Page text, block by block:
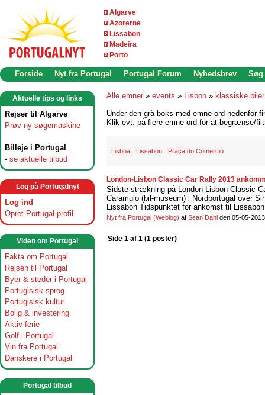
Algarve
Azorerne
Lissabon
Madeira
Porto
Forside Nyt fra Portugal Portugal Forum Nyhedsbrev Søg
Aktuelle tips og links
Rejser til Algarve
Prøv ny søgemaskine
Billeje i Portugal
- se aktuelle tilbud
Log på Portugalnyt
Log ind
Opret Portugal-profil
Viden om Portugal
Fakta om Portugal
Rejsen til Portugal
Byer & steder i Portugal
Portugisisk sprog
Portugisisk kultur
Bolig & investering
Aktiv ferie
Golf i Portugal
Vin fra Portugal
Danskere i Portugal
Portugal tilbud
Alle emner » events » Lisbon » klassiske
Under den grå boks med emne-ord nedenfor
Klik evt. på flere emne-ord for at begrænse/
Lisboa Lissabon Praça do Comercio
London-Lisbon Classic Car Rally 2013
Sidste strækning på London-Lisbon Classic
Caramulo (bil-museum) i Nordportugal over
Lissabon Tidspunktet for ankomst til
Nyt fra Portugal (Weblog) af Sean Dahl den 05-05-2013
Side 1 af 1 (1 poster)